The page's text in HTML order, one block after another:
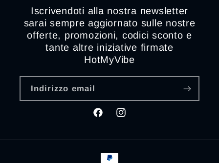
Iscrivendoti alla nostra newsletter
sarai sempre aggiornato sulle nostre
offerte, promozioni, codici sconto e
tante altre iniziative firmate
HotMyVibe
Indirizzo email
FacebookInstagram
Metodi